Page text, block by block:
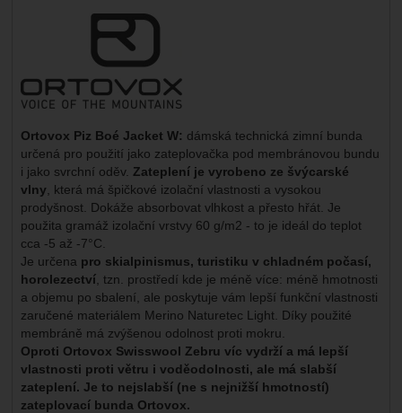
Ortovox Piz Boé Jacket W: dámská technická zimní bunda
určená pro použití jako zateplovačka pod membránovou bundu
i jako svrchní oděv. Zateplení je vyrobeno ze švýcarské
vlny , která má špičkové izolační vlastnosti a vysokou
prodyšnost. Dokáže absorbovat vlhkost a přesto hřát. Je
použita gramáž izolační vrstvy 60 g/m2 - to je ideál do teplot
cca -5 až -7°C.
Je určena pro skialpinismus, turistiku v chladném počasí,
horolezectví, tzn. prostředí kde je méně více: méně hmotnosti
a objemu po sbalení, ale poskytuje vám lepší funkční vlastnosti
zaručené materiálem Merino Naturetec Light. Díky použité
membráně má zvýšenou odolnost proti mokru.
Oproti Ortovox Swisswool Zebru víc vydrží a má lepší
vlastnosti proti větru i voděodolnosti, ale má slabší
zateplení. Je to nejslabší (ne s nejnižší hmotností)
zateplovací bunda Ortovox.